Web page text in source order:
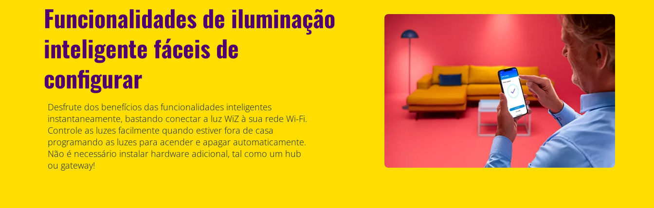
Funcionalidades de iluminação
inteligente fáceis de
configurar
Desfrute dos benefícios das funcionalidades inteligentes
instantaneamente, bastando conectar a luz WiZ à sua rede Wi-Fi.
Controle as luzes facilmente quando estiver fora de casa
programando as luzes para acender e apagar automaticamente.
Não é necessário instalar hardware adicional, tal como um hub
ou gateway!